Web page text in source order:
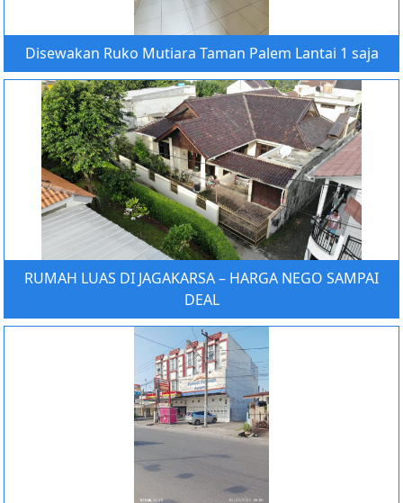
Disewakan Ruko Mutiara Taman Palem Lantai 1 saja
RUMAH LUAS DI JAGAKARSA – HARGA NEGO SAMPAI
DEAL